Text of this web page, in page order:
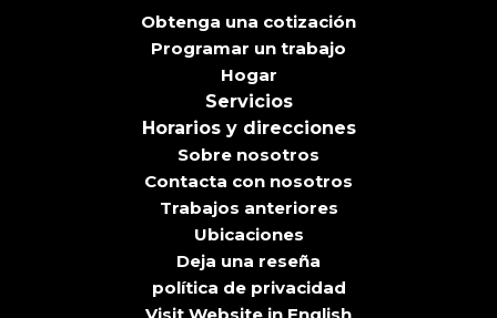
Obtenga una cotización
Programar un trabajo
Hogar
Servicios
Horarios y direcciones
Sobre nosotros
Contacta con nosotros
Trabajos anteriores
Ubicaciones
Deja una reseña
política de privacidad
Visit Website in English